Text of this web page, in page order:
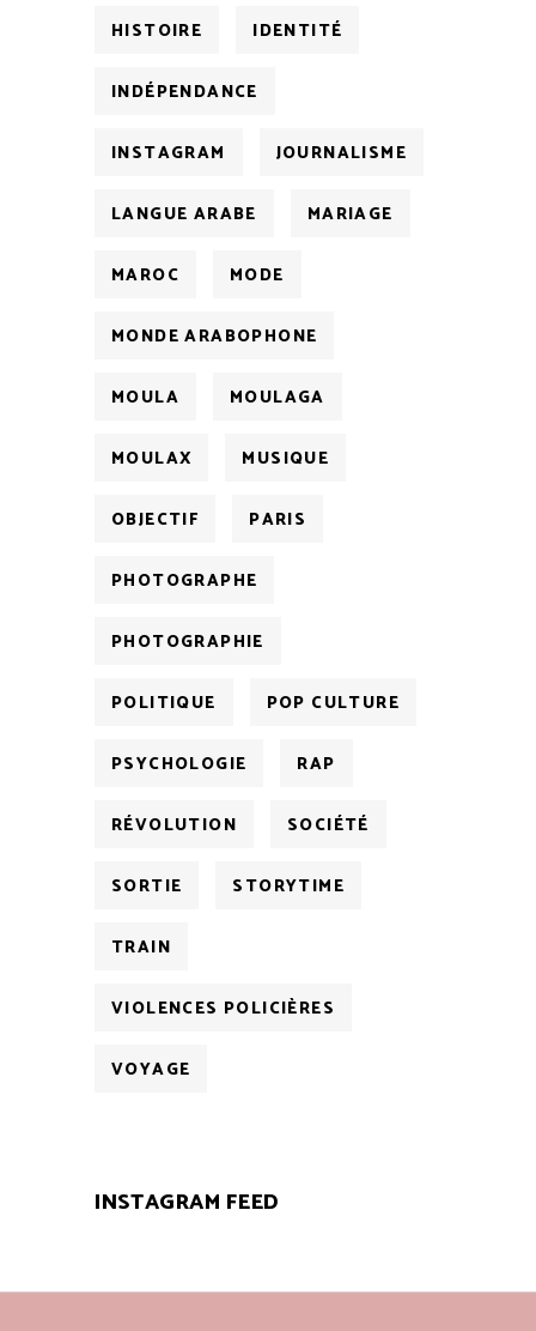
HISTOIRE IDENTITÉ
INDÉPENDANCE
INSTAGRAM JOURNALISME
LANGUE ARABE MARIAGE
MAROC MODE
MONDE ARABOPHONE
MOULA MOULAGA
MOULAX MUSIQUE
OBJECTIF PARIS
PHOTOGRAPHE
PHOTOGRAPHIE
POLITIQUE POP CULTURE
PSYCHOLOGIE RAP
RÉVOLUTION SOCIÉTÉ
SORTIE STORYTIME
TRAIN
VIOLENCES POLICIÈRES
VOYAGE
INSTAGRAM FEED